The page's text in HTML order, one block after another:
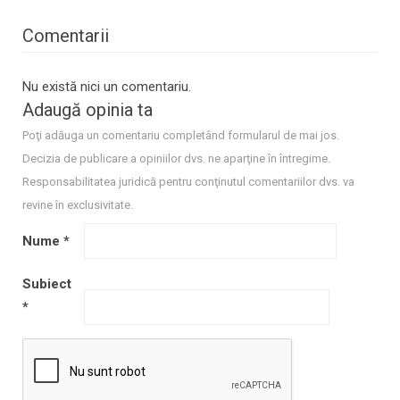
Comentarii
Nu există nici un comentariu.
Adaugă opinia ta
Poţi adăuga un comentariu completând formularul de mai jos.
Decizia de publicare a opiniilor dvs. ne aparţine în întregime.
Responsabilitatea juridică pentru conţinutul comentariilor dvs. va
revine în exclusivitate.
Nume *
Subiect
*